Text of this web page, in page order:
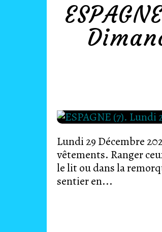
Lundi 29 Décembre
vêtements. Ranger
le lit ou dans la
sentier en...